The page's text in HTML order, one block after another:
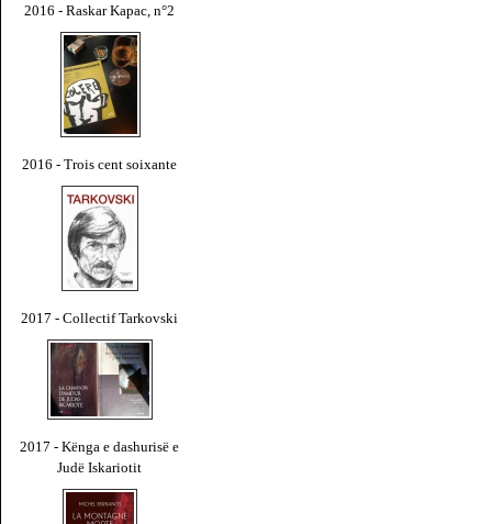
2016 - Raskar Kapac, n°2
2016 - Trois cent soixante
2017 - Collectif Tarkovski
2017 - Kënga e dashurisë e
Judë Iskariotit